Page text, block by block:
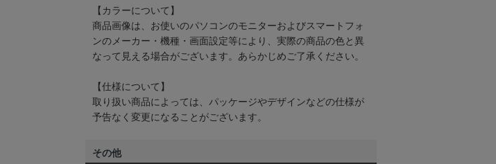
【カラーについて】
商品画像は、お使いのパソコンのモニターおよびスマートフォ
ンのメーカー・機種・画面設定等により、実際の商品の色と異
なって見える場合がございます。あらかじめご了承ください。
【仕様について】
取り扱い商品によっては、パッケージやデザインなどの仕様が
予告なく変更になることがございます。
その他